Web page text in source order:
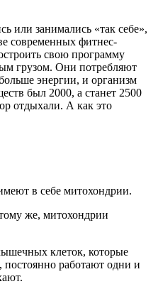
или занимались «так себе»,
современных фитнес-
свою программу
грузом. Они потребляют
энергии, и организм
был 2000, а станет 2500
отдыхали. А как это
в себе митохондрии.
же, митохондрии
клеток, которые
постоянно работают одни и